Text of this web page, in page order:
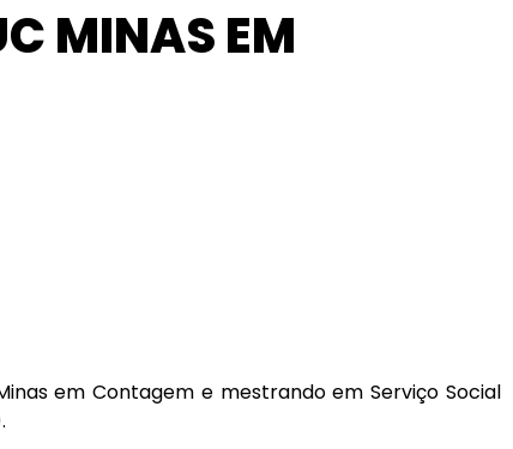
MINAS EM
em Contagem e mestrando em Serviço Social